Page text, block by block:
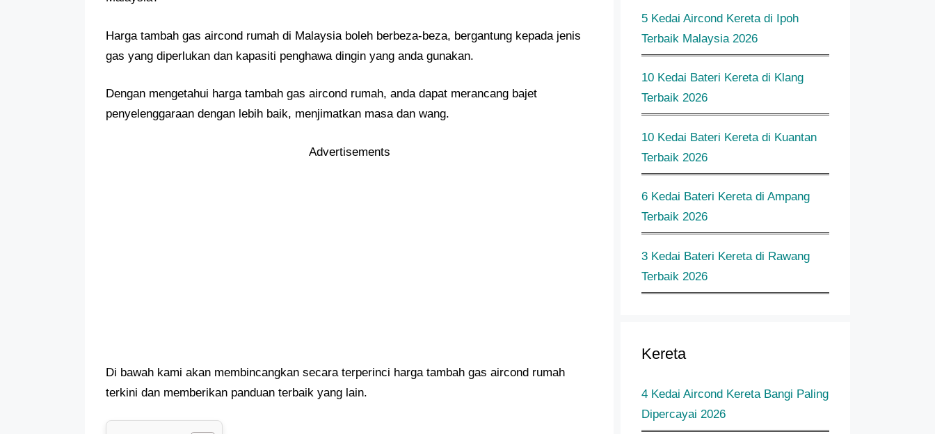
Harga tambah gas aircond rumah di Malaysia boleh berbeza-beza, bergantung kepada jenis
gas yang diperlukan dan kapasiti penghawa dingin yang anda gunakan.
Dengan mengetahui harga tambah gas aircond rumah, anda dapat merancang bajet
penyelenggaraan dengan lebih baik, menjimatkan masa dan wang.
Advertisements
Di bawah kami akan membincangkan secara terperinci harga tambah gas aircond rumah
terkini dan memberikan panduan terbaik yang lain.
5 Kedai Aircond Kereta di Ipoh
Terbaik Malaysia 2026
10 Kedai Bateri Kereta di Klang
Terbaik 2026
10 Kedai Bateri Kereta di Kuantan
Terbaik 2026
6 Kedai Bateri Kereta di Ampang
Terbaik 2026
3 Kedai Bateri Kereta di Rawang
Terbaik 2026
Kereta
4 Kedai Aircond Kereta Bangi Paling
Dipercayai 2026